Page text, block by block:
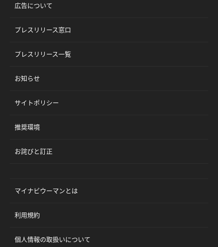
広告について
プレスリリース窓口
プレスリリース一覧
お知らせ
サイトポリシー
推奨環境
お詫びと訂正
マイナビウーマンとは
利用規約
個人情報の取扱いについて